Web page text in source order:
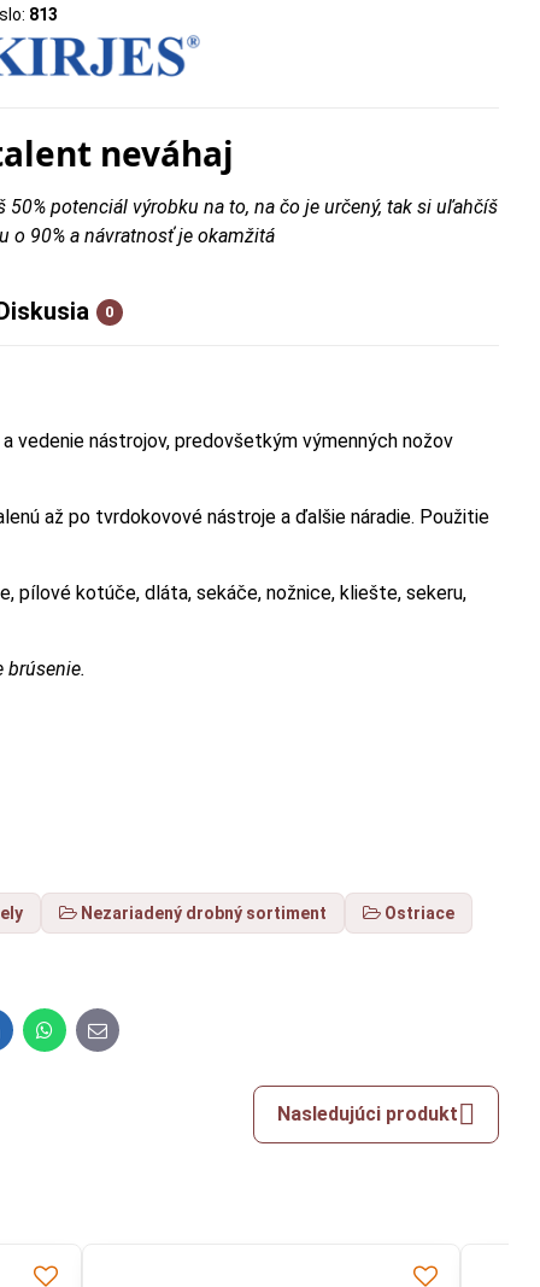
813
neváhaj
50% potenciál výrobku na to, na čo je určený, tak si uľahčíš
o 90% a návratnosť je okamžitá
0
vedenie nástrojov, predovšetkým výmenných nožov
až po tvrdokovové nástroje a ďalšie náradie. Použitie
pílové kotúče, dláta, sekáče, nožnice, kliešte, sekeru,
brúsenie.
Nezariadený drobný sortiment Ostriace
WhatsApp
E-
mail
Nasledujúci produkt